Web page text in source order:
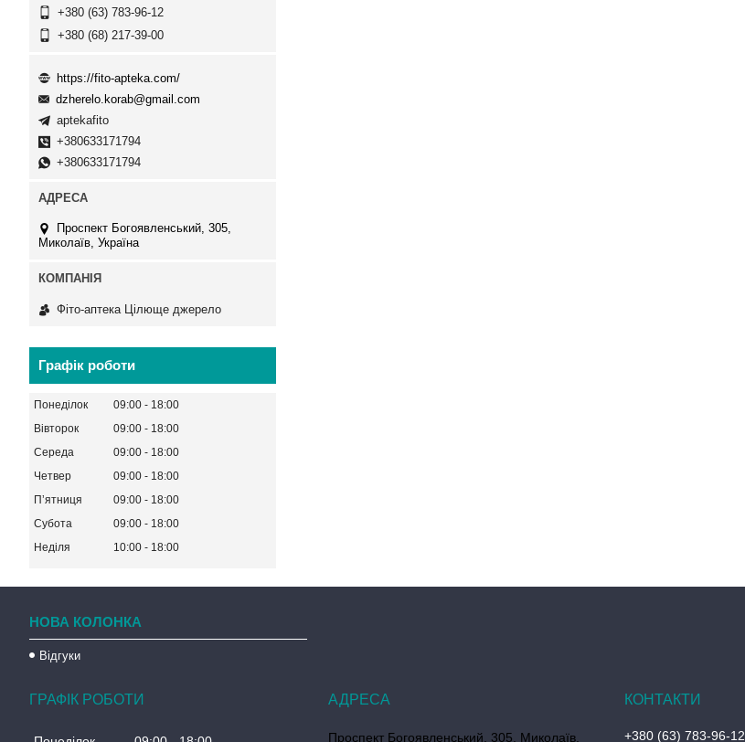
+380 (63) 783-96-12
+380 (68) 217-39-00
https://fito-apteka.com/
dzherelo.korab@gmail.com
aptekafito
+380633171794
+380633171794
Проспект Богоявленський, 305,
Миколаїв, Україна
Фіто-аптека Цілюще джерело
Графік роботи
Понеділок 09:00
18:00
Вівторок
09:00
18:00
Середа
09:00
18:00
Четвер
09:00
18:00
Пʼятниця
09:00
18:00
Субота
09:00
18:00
Неділя
10:00 18:00
НОВА КОЛОНКА
Відгуки
ГРАФІК РОБОТИ
Проспект Богоявленський, 305, Миколаїв, +380 (63) 783-96-12